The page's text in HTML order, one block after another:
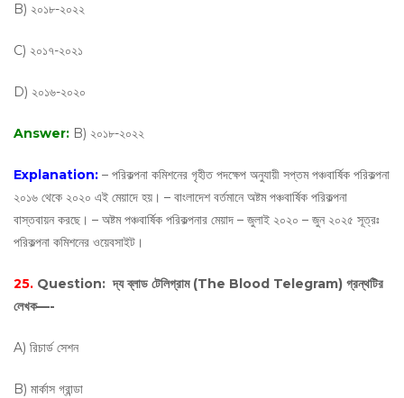
B) ২০১৮-২০২২
C) ২০১৭-২০২১
D) ২০১৬-২০২০
Answer: B) ২০১৮-২০২২
Explanation: – পরিকল্পনা কমিশনের গৃহীত পদক্ষেপ অনুযায়ী সপ্তম পঞ্চবার্ষিক পরিকল্পনা
২০১৬ থেকে ২০২০ এই মেয়াদে হয়। – বাংলাদেশ বর্তমানে অষ্টম পঞ্চবার্ষিক পরিকল্পনা
বাস্তবায়ন করছে। – অষ্টম পঞ্চবার্ষিক পরিকল্পনার মেয়াদ – জুলাই ২০২০ – জুন ২০২৫ সূত্রঃ
পরিকল্পনা কমিশনের ওয়েবসাইট।
25. Question: দ্য ব্লাড টেলিগ্রাম (The Blood Telegram) গ্রন্থটির
লেখক—-
A) রিচার্ড সেশন
B) মার্কাস গ্রান্ডা